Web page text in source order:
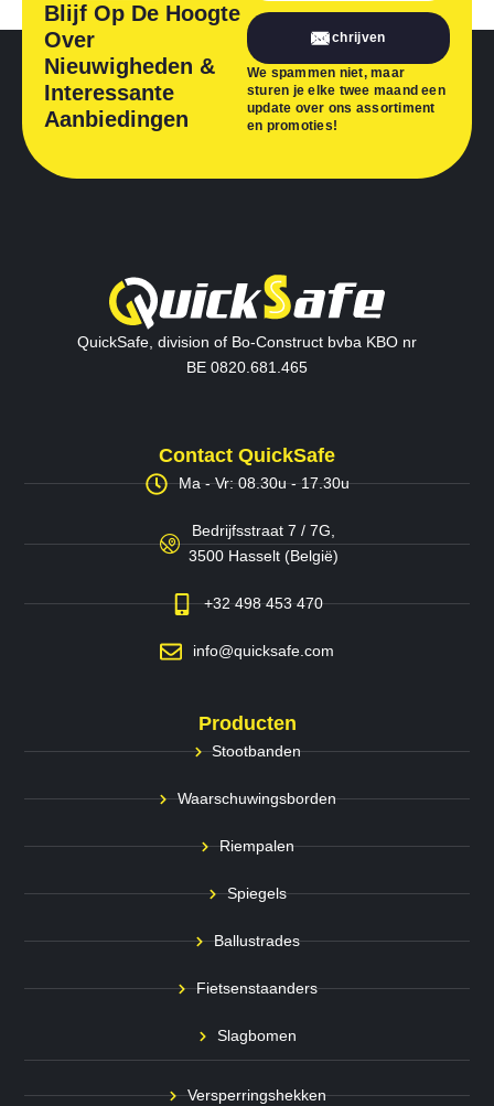
Blijf Op De Hoogte
Over
Nieuwigheden &
Interessante
Aanbiedingen
Inschrijven
We spammen niet, maar
sturen je elke twee maand een
update over ons assortiment
en promoties!
QuickSafe, division of Bo-Construct bvba KBO nr
BE 0820.681.465
Contact QuickSafe
Ma - Vr: 08.30u - 17.30u
Bedrijfsstraat 7 / 7G,
3500 Hasselt (België)
+32 498 453 470
info@quicksafe.com
Producten
Stootbanden
Waarschuwingsborden
Riempalen
Spiegels
Ballustrades
Fietsenstaanders
Slagbomen
Versperringshekken